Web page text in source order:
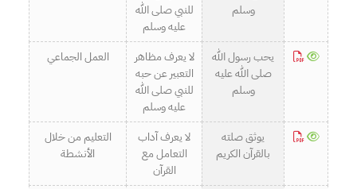
وسلم
للنبي صلى الله
عليه وسلم
يحب رسول الله
صلى الله عليه
وسلم
لا يعرف مظاهر
التعبير عن حبه
للنبي صلى الله
عليه وسلم
العمل الجماعي
يوثق صلته
بالقرآن الكريم
لا يعرف آداب
التعامل مع
القرآن
التعليم من خلال
الأنشطة